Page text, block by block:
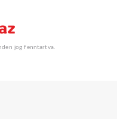
jog fenntartva.